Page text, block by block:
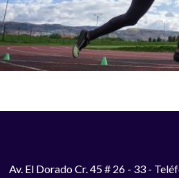
Av. El Dorado Cr. 45 # 26 - 33 -